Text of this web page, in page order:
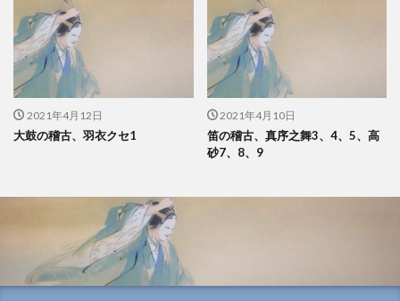
2021年4月12日
大鼓の稽古、羽衣クセ1
2021年4月10日
笛の稽古、真序之舞3、4、5、高
砂7、8、9